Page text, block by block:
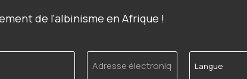
de l'albinisme en Afrique !
Adresse
électronique
Langue